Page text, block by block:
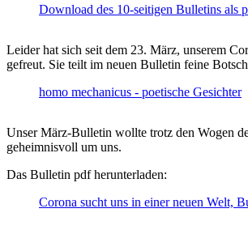
Download des 10-seitigen Bulletins als
Leider hat sich seit dem 23. März, unserem
gefreut. Sie teilt im neuen Bulletin feine
homo mechanicus - poetische Gesichter
Unser März-Bulletin wollte trotz den Wogen
geheimnisvoll um uns.
Das Bulletin pdf herunterladen:
Corona sucht uns in einer neuen Welt,